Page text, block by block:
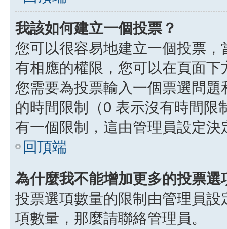
我該如何建立一個投票？
您可以很容易地建立一個投票
有相應的權限，您可以在頁面
您需要為投票輸入一個票選問
的時間限制（0 表示沒有時間限
有一個限制，這由管理員設定決
回頂端
為什麼我不能增加更多的投票選
投票選項數量的限制由管理員
項數量，那麼請聯絡管理員。